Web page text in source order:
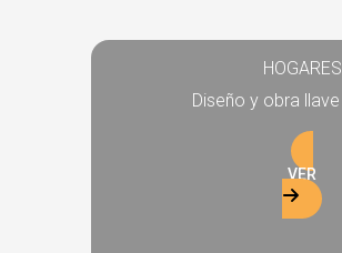
HOGARES
Diseño y obra
VER